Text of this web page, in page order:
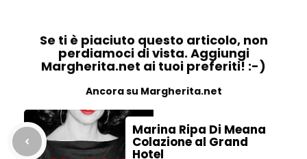
Se ti è piaciuto questo articolo, non
perdiamoci di vista. Aggiungi
Margherita.net ai tuoi preferiti! :-)
Ancora su Margherita.net
Marina Ripa Di Meana
Colazione al Grand
Hotel